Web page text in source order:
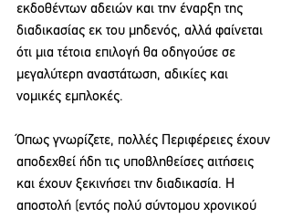
εκδοθέντων αδειών και την έναρξη της
διαδικασίας εκ του μηδενός, αλλά φαίνεται
ότι μια τέτοια επιλογή θα οδηγούσε σε
μεγαλύτερη αναστάτωση, αδικίες και
νομικές εμπλοκές.
Όπως γνωρίζετε, πολλές Περιφέρειες έχουν
αποδεχθεί ήδη τις υποβληθείσες αιτήσεις
και έχουν ξεκινήσει την διαδικασία. Η
αποστολή (εντός πολύ σύντομου χρονικού